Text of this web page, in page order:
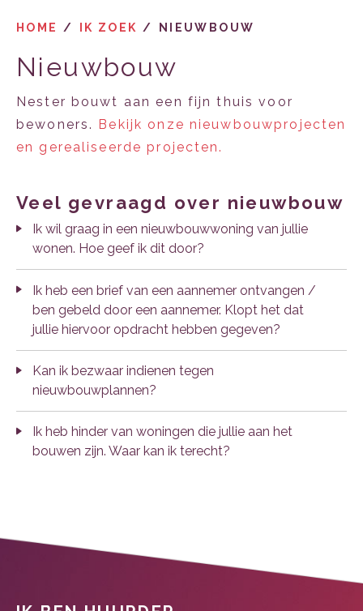
HOME IK ZOEK NIEUWBOUW
Nieuwbouw
Nester bouwt aan een fijn thuis voor
bewoners. Bekijk onze nieuwbouwprojecten
en gerealiseerde projecten.
veel gevraagd over nieuwbouw
wonen. Hoe geef ik dit door?
Ik heb een brief van een aannemer ontvangen /
ben gebeld door een aannemer. Klopt het dat
jullie hiervoor opdracht hebben gegeven?
Kan ik bezwaar indienen tegen
nieuwbouwplannen?
bouwen zijn. Waar kan ik terecht?